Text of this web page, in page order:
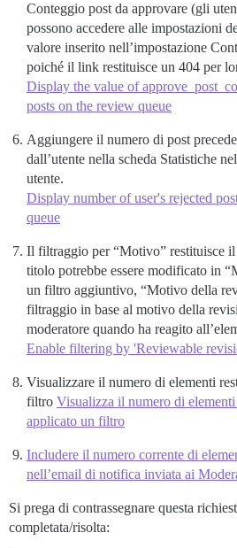
Conteggio post da approvare (gli
possono accedere alle impostazioni
valore inserito nell’impostazione
poiché il link restituisce un 404 per
Display the value of
posts on the review queue
Aggiungere il numero di post
dall’utente nella scheda Statistiche
utente.
Display number of user's rejected
queue
Il filtraggio per “Motivo” restituisce
titolo potrebbe essere modificato in
un filtro aggiuntivo, “Motivo della
filtraggio in base al motivo della
moderatore quando ha reagito
Enable filtering by 'Reviewable
Visualizzare il numero di elementi
filtro Visualizza il numero di
applicato un filtro
Includere il numero corrente di
nell’email di notifica inviata ai
Si prega di contrassegnare questa
completata/risolta: